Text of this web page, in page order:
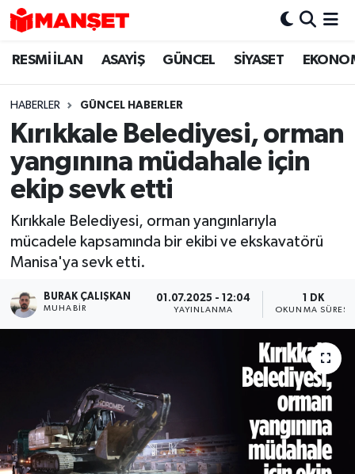
RESMİ İLAN ASAYİŞ GÜNCEL SİYASET
HABERLER GÜNCEL HABERLER
Kırıkkale Belediyesi, orman
yangınına müdahale için
ekip sevk etti
Kırıkkale Belediyesi, orman yangınlarıyla
mücadele kapsamında bir ekibi ve ekskavatörü
Manisa'ya sevk etti.
BURAK ÇALIŞKAN
MUHABIR
01.07.2025 - 12:04
YAYINLANMA
1 DK
OKUNMA SÜRESI
Hava Durumu
Trafik Durumu
Süper Lig Puan Durumu ve Fikstür
Tüm Manşetler
Son Dakika Haberleri
Haber Arşivi